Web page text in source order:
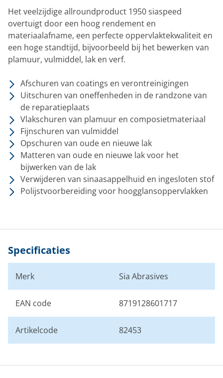
Het veelzijdige allroundproduct 1950 siaspeed
overtuigt door een hoog rendement en
materiaalafname, een perfecte oppervlaktekwaliteit en
een hoge standtijd, bijvoorbeeld bij het bewerken van
plamuur, vulmiddel, lak en verf.
Afschuren van coatings en verontreinigingen
Uitschuren van oneffenheden in de randzone van
de reparatieplaats
Vlakschuren van plamuur en composietmateriaal
Fijnschuren van vulmiddel
Opschuren van oude en nieuwe lak
Matteren van oude en nieuwe lak voor het
bijwerken van de lak
Verwijderen van sinaasappelhuid en ingesloten stof
Polijstvoorbereiding voor hoogglansoppervlakken
Specificaties
Merk Sia Abrasives
EAN code 8719128601717
Artikelcode 82453